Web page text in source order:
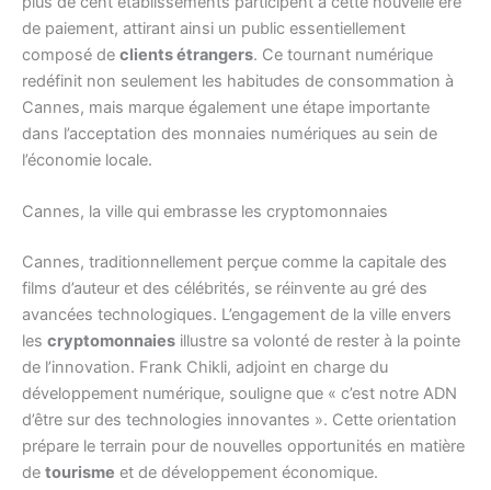
de paiement, attirant ainsi un public essentiellement
composé de clients étrangers. Ce tournant numérique
redéfinit non seulement les habitudes de consommation à
Cannes, mais marque également une étape importante
dans l’acceptation des monnaies numériques au sein de
l’économie locale.
Cannes, la ville qui embrasse les cryptomonnaies
Cannes, traditionnellement perçue comme la capitale des
films d’auteur et des célébrités, se réinvente au gré des
avancées technologiques. L’engagement de la ville envers
les cryptomonnaies illustre sa volonté de rester à la pointe
de l’innovation. Frank Chikli, adjoint en charge du
développement numérique, souligne que « c’est notre ADN
d’être sur des technologies innovantes ». Cette orientation
prépare le terrain pour de nouvelles opportunités en matière
de tourisme et de développement économique.